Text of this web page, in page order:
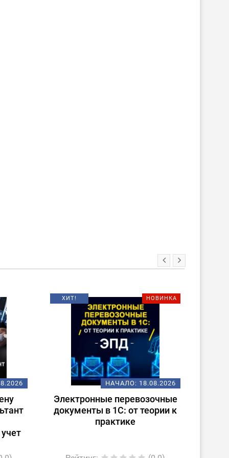
НОВИНКА
ХИТ!
НАЧАЛО: 18.08.2026
Электронные перевозочные
документы в 1С: от теории к
практике